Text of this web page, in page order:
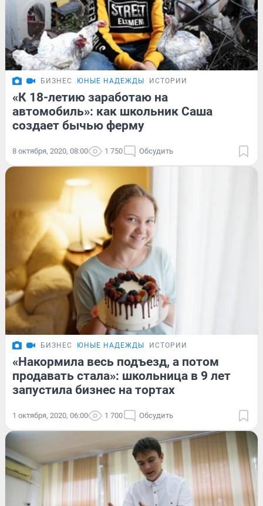
БИЗНЕС ЮНЫЕ НАДЕЖДЫ ИСТОРИИ
«К 18-летию заработаю на
автомобиль»: как школьник Саша
создает бычью ферму
8 октября, 2020, 08:00 1 750 Обсудить
БИЗНЕС ЮНЫЕ НАДЕЖДЫ ИСТОРИИ
«Накормила весь подъезд, а потом
продавать стала»: школьница в 9 лет
запустила бизнес на тортах
1 октября, 2020, 06:00 1 700 Обсудить